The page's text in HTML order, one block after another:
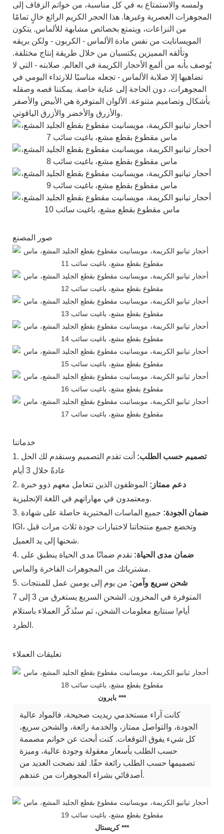
ولمسه والاستمتاع به في كل مناسبة، من خواتم الزفاف إلى
المجوهرات العصرية وغيرها. هذا الحجر الكريم الرائع خالٍ تمامًا
من النزاعات، ويتمتع بخصائص مشابهة للألماس. يتكون
المويسانايت من نفس مادة الألماس - الكربون - ولكن بريقه
وتألقه المميزين يكتسبان من خلال طريقة إنتاج مختلفة.
يُوصف بأنه من ألمع الأحجار الكريمة في العالم. صلابته - التي لا
تضاهيها إلا صلابة الألماس - تجعله مناسبًا للارتداء اليومي في
المجوهرات، دون الحاجة إلى عناية خاصة. يمكننا قصه وصقله
بأشكال وتصاميم متنوعة. الألوان المتوفرة هي الأبيض والأصفر
والأزرق والأخضر والأزرق الياقوتي.
صور المصنع
خدماتنا
1.
تصميم حسب الطلب: أنت تقدم التصميم وسنقدم لك الحل
عادةً خلال 3 أيام
2.
دعم ممتاز: الموظفون الذين تتعامل معهم ذوو خبرة
ومعتمدون في مهاراتهم في اللغة الإنجليزية.
3.
ضمان الجودة: جميع الماسات المختبرية حاصلة على شهادة
IGI، وتخضع جميع منتجاتنا لاختبارات جودة ثلاث مرات قبل
شحنها إلى يد العميل.
4.
ضمان مدى الحياة: نقدم ضمانًا مدى الحياة ينطبق على
مشترياتك من المجوهرات الفاخرة والماس.
5.
شحن سريع وآمن: من يوم إلى يومين عمل للمنتجات
المتوفرة في المخزون. الشحن السريع يستغرق من 3 إلى 7
أيام! سنتابع معلومات الشحن، ثم سنُذكّر العملاء باستلام
الطرد.
تعليقات العملاء
بايرون ***
كانت آراء مستخدمي ريديت صحيحة، فالمواد عالية
الجودة، والتواصل ممتاز، والخدمة رائعة، والشحن سريع،
كل شيء يفوق التوقعات. كنت أبحث عن خواتم مصممة
حسب الطلب بأسعار معقولة وجودة عالية، وميزة
تصميمها حسب الطلب رائعة حقًا. لقد نصحت العديد من
أصدقائي بشراء المجوهرات من عندهم.
كريستال ***